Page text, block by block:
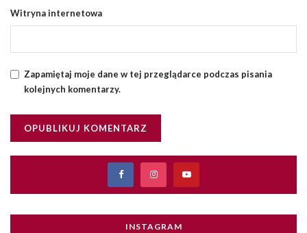
Witryna internetowa
Zapamiętaj moje dane w tej przeglądarce podczas pisania
kolejnych komentarzy.
INSTAGRAM